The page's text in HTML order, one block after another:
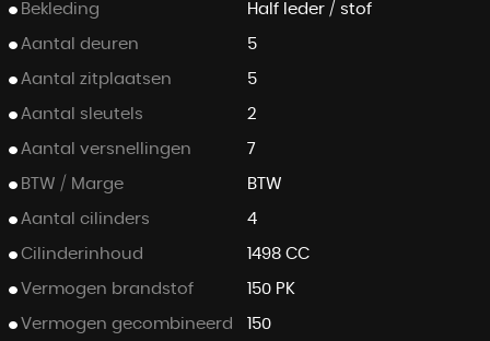
Bekleding Half leder / stof
Aantal deuren 5
Aantal zitplaatsen 5
Aantal sleutels 2
Aantal versnellingen 7
BTW / Marge BTW
Aantal cilinders 4
Cilinderinhoud 1498 CC
Vermogen brandstof 150 PK
Vermogen gecombineerd 150